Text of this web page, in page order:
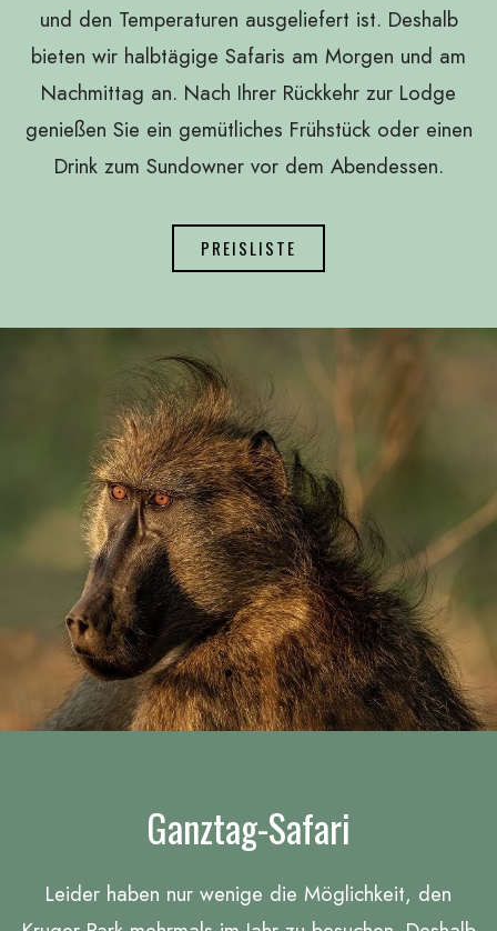
und den Temperaturen ausgeliefert ist. Deshalb
bieten wir halbtägige Safaris am Morgen und am
Nachmittag an. Nach Ihrer Rückkehr zur Lodge
genießen Sie ein gemütliches Frühstück oder einen
Drink zum Sundowner vor dem Abendessen.
PREISLISTE
Ganztag-Safari
Leider haben nur wenige die Möglichkeit, den